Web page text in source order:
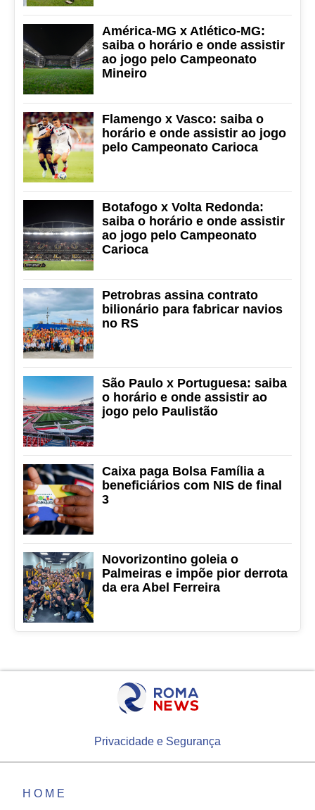
América-MG x Atlético-MG:
saiba o horário e onde assistir
ao jogo pelo Campeonato
Mineiro
Flamengo x Vasco: saiba o
horário e onde assistir ao jogo
pelo Campeonato Carioca
Botafogo x Volta Redonda:
saiba o horário e onde assistir
ao jogo pelo Campeonato
Carioca
Petrobras assina contrato
bilionário para fabricar navios
no RS
São Paulo x Portuguesa: saiba
o horário e onde assistir ao
jogo pelo Paulistão
Caixa paga Bolsa Família a
beneficiários com NIS de final
3
Novorizontino goleia o
Palmeiras e impõe pior derrota
da era Abel Ferreira
Privacidade e Segurança
HOME